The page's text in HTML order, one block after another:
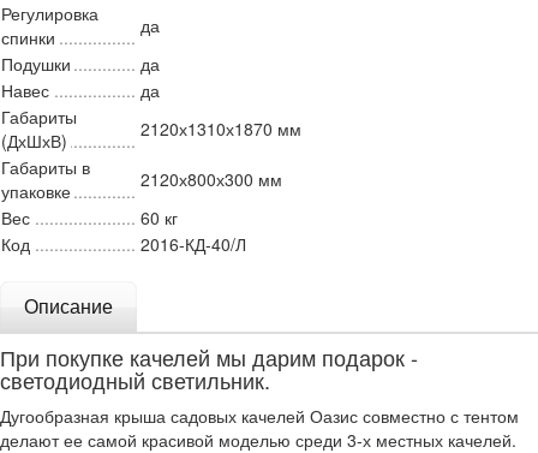
Регулировка
спинки
да
Подушки
да
Навес
да
Габариты
(ДхШхВ)
2120х1310х1870 мм
Габариты в
упаковке
2120х800х300 мм
Вес
60 кг
Код
2016-КД-40/Л
Описание
При покупке качелей мы дарим подарок -
светодиодный светильник.
Дугообразная крыша садовых качелей Оазис совместно с тентом
делают ее самой красивой моделью среди 3-х местных качелей.